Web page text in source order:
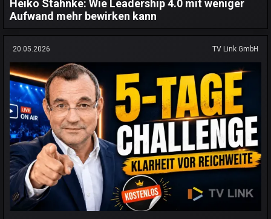
Heiko Stahnke: Wie Leadership 4.0 mit weniger
Aufwand mehr bewirken kann
20.05.2026 TV Link GmbH